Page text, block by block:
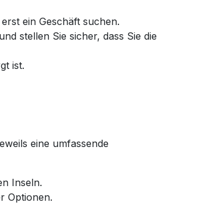
ein Geschäft suchen.
stellen Sie sicher, dass Sie die
ist.
eine umfassende
Inseln.
Optionen.